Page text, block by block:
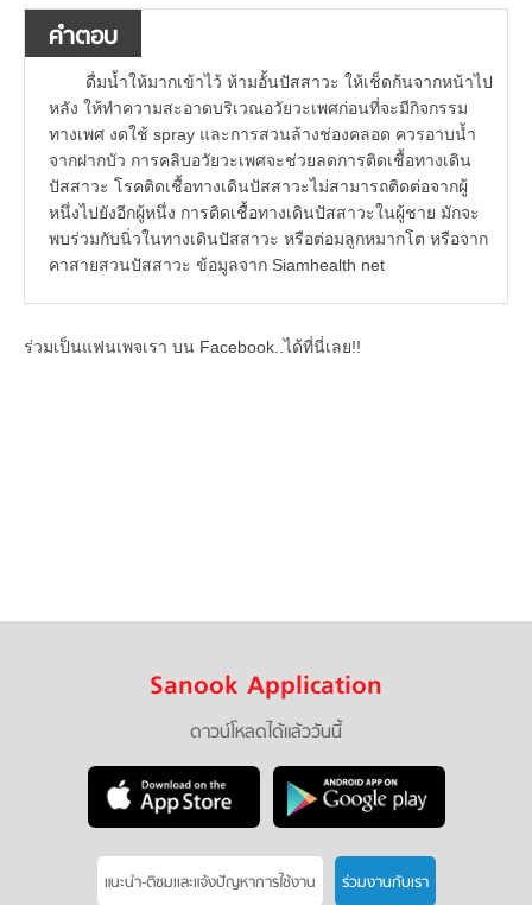
คำตอบ
ดื่มน้ำให้มากเข้าไว้ ห้ามอั้นปัสสาวะ ให้เช็ดก้นจากหน้าไป
หลัง ให้ทำความสะอาดบริเวณอวัยวะเพศก่อนที่จะมีกิจกรรม
ทางเพศ งดใช้ spray และการสวนล้างช่องคลอด ควรอาบน้ำ
จากฝากบัว การคลิบอวัยวะเพศจะช่วยลดการติดเชื้อทางเดิน
ปัสสาวะ โรคติดเชื้อทางเดินปัสสาวะไม่สามารถติดต่อจากผู้
หนึ่งไปยังอีกผู้หนึ่ง การติดเชื้อทางเดินปัสสาวะในผู้ชาย มักจะ
พบร่วมกับนิ่วในทางเดินปัสสาวะ หรือต่อมลูกหมากโต หรือจาก
คาสายสวนปัสสาวะ ข้อมูลจาก Siamhealth net
ร่วมเป็นแฟนเพจเรา บน Facebook..ได้ที่นี่เลย!!
Sanook Application
ดาวน์โหลดได้แล้ววันนี้
แนะนำ-ติชมเเละแจ้งปัญหาการใช้งาน ร่วมงานกับเรา